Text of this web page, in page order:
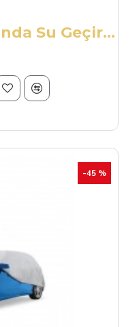
Ford Ecosport Branda Su Geçirmez Müflonlu No:1a Dış Örtü
-45 %